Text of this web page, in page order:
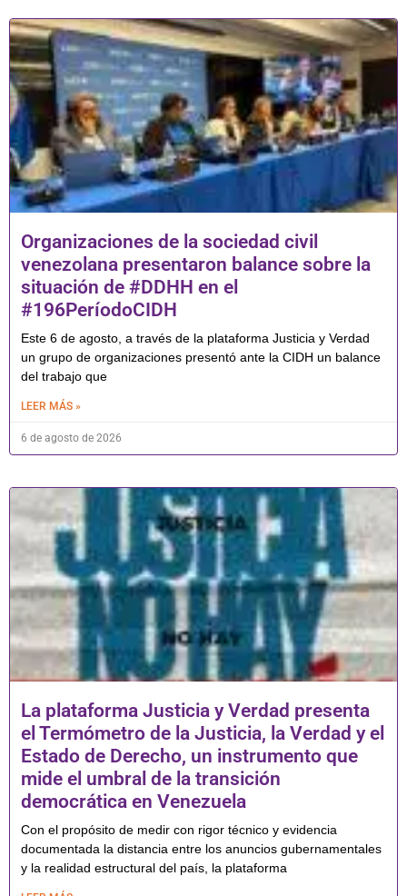
Organizaciones de la sociedad civil
venezolana presentaron balance sobre la
situación de #DDHH en el
#196PeríodoCIDH
Este 6 de agosto, a través de la plataforma Justicia y Verdad
un grupo de organizaciones presentó ante la CIDH un balance
del trabajo que
LEER MÁS »
6 de agosto de 2026
La plataforma Justicia y Verdad presenta
el Termómetro de la Justicia, la Verdad y el
Estado de Derecho, un instrumento que
mide el umbral de la transición
democrática en Venezuela
Con el propósito de medir con rigor técnico y evidencia
documentada la distancia entre los anuncios gubernamentales
y la realidad estructural del país, la plataforma